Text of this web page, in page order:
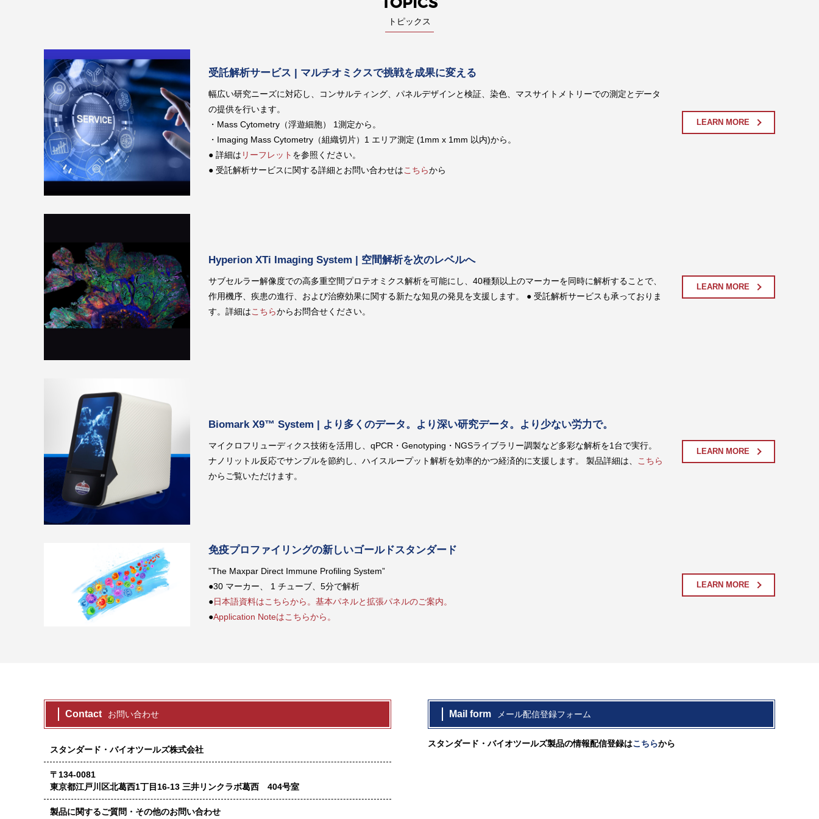
TOPICS
トピックス
受託解析サービス | マルチオミクスで挑戦を成果に変える
幅広い研究ニーズに対応し、コンサルティング、パネルデザインと検証、染色、マスサイトメトリーでの測定とデータ
の提供を行います。
・Mass Cytometry（浮遊細胞） 1測定から。
・Imaging Mass Cytometry（組織切片）1 エリア測定 (1mm x 1mm 以内)から。
● 詳細は リーフレット を参照ください。
● 受託解析サービスに関する詳細とお問い合わせはこちらから
LEARN MORE
Hyperion XTi Imaging System | 空間解析を次のレベルへ
サブセルラー解像度での高多重空間プロテオミクス解析を可能にし、40種類以上のマーカーを同時に解析することで、
作用機序、疾患の進行、および治療効果に関する新たな知見の発見を支援します。 ● 受託解析サービスも承っておりま
す。詳細はこちらからお問合せください。
LEARN MORE
Biomark X9™ System | より多くのデータ。より深い研究データ。より少ない労力で。
マイクロフリューディクス技術を活用し、qPCR・Genotyping・NGSライブラリー調製など多彩な解析を1台で実行。
ナノリットル反応でサンプルを節約し、ハイスループット解析を効率的かつ経済的に支援します。 製品詳細は、
こちら
からご覧いただけます。
LEARN MORE
免疫プロファイリングの新しいゴールドスタンダード
”The Maxpar Direct Immune Profiling System”
●30 マーカー、 1 チューブ、5分で解析
●日本語資料はこちらから。基本パネルと拡張パネルのご案内。
●Application Noteはこちらから。
LEARN MORE
Contact お問い合わせ
スタンダード・バイオツールズ株式会社
〒134-0081
東京都江戸川区北葛西1丁目16-13 三井リンクラボ葛西 404号室
製品に関するご質問・その他のお問い合わせ
Mail form メール配信登録フォーム
スタンダード・バイオツールズ製品の情報配信登録はこちらから